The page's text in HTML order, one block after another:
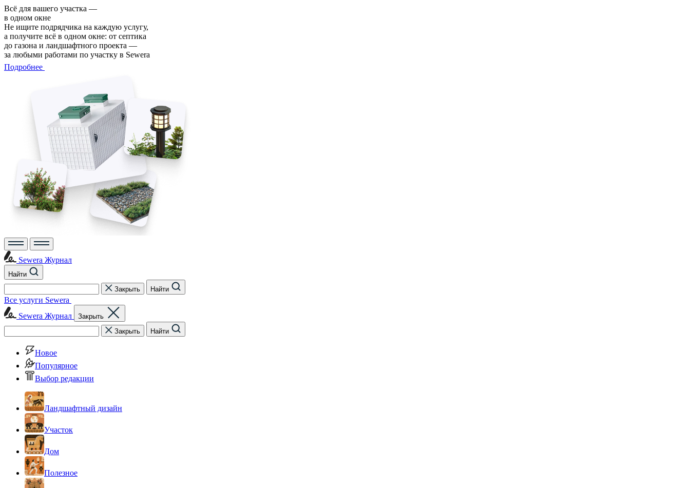
Всё для вашего участка —
в одном окне
Не ищите подрядчика на каждую услугу,
а получите всё в одном окне: от септика
до газона и ландшафтного проекта —
за любыми работами по участку в Sewera
Подробнее
Sewera Журнал
Найти
Закрыть
Найти
Все услуги Sewera
Sewera Журнал
Закрыть
Закрыть
Найти
Новое
Популярное
Выбор редакции
Ландшафтный дизайн
Участок
Дом
Полезное